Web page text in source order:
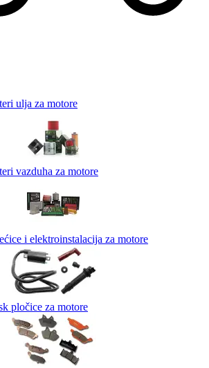
ulja za motore
vazduha za motore
i elektroinstalacija za motore
pločice za motore